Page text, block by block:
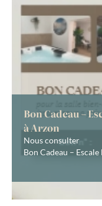
Bon Cadeau –
à Arzon
Nous consulter
Bon Cadeau –